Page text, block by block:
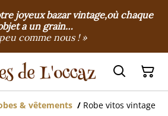
joyeux bazar vintage,où chaque
a un grain…
comme nous ! »
& vêtements / Robe vitos vintage